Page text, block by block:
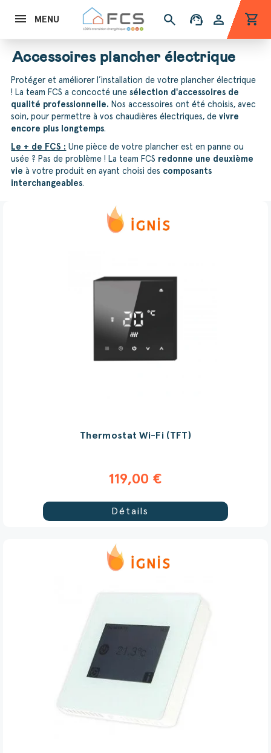
MENU search support_agent person shopping_cart
Accessoires plancher électrique
Protéger et améliorer l’installation de votre plancher électrique
! La team FCS a concocté unesélection d'accessoires de
qualité professionnelle. Nos accessoires ont été choisis, avec
soin, pour permettre à vos chaudières électriques, de vivre
encore plus longtemps.
Le + de FCS : Une pièce de votre plancher est en panne ou
usée ? Pas de problème ! La team FCS redonne une deuxième
vie à votre produit en ayant choisi des composants
interchangeables.
Thermostat Wi-Fi (TFT)
119,00 €
Détails